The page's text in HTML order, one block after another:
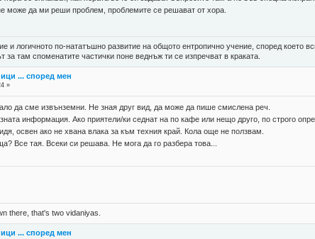
може да ми реши проблем, проблемите се решават от хора.
и логичното по-нататъшно развитие на общото ентропично учение, според което
за там споменатите частички поне веднъж ти се изпречват в краката.
... според мен
»
да сме извънземни. Не зная друг вид, да може да пише смислена реч.
информация. Ако приятели/ки седнат на по кафе или нещо друго, по строго
освен ако не хвана влака за към техния край. Кола още не ползвам.
Все тая. Всеки си решава. Не мога да го разбера това...
there, that's two vidaniyas.
... според мен